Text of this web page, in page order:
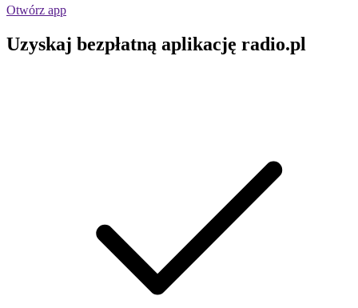
Otwórz app
Uzyskaj bezpłatną aplikację radio.pl